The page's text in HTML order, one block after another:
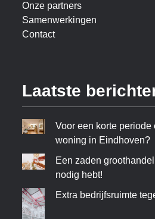
Onze partners
Samenwerkingen
Contact
Laatste
Voor een korte periode
woning in Eindhoven?
Een zaden
nodig hebt!
Extra bedrijfsruimte